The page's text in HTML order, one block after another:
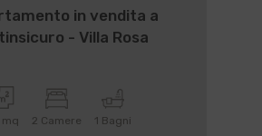
in vendita a
- Villa Rosa
mq 2 Camere 1 Bagni